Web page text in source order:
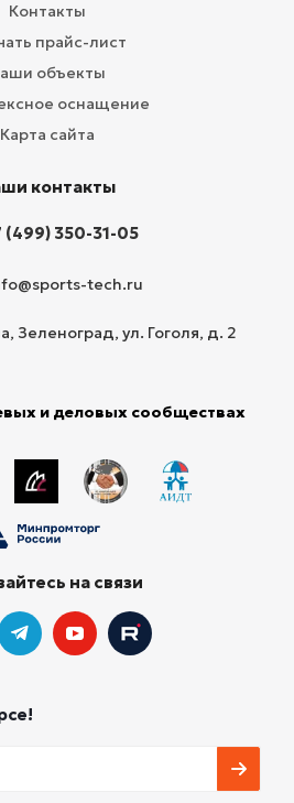
Контакты
прайс-лист
объекты
оснащение
Карта сайта
контакты
(499) 350-31-05
tech.ru
Зеленоград, ул. Гоголя, д. 2
и деловых сообществах
на связи